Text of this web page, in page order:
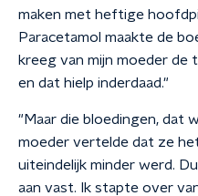
maken met heftige
Paracetamol maakte de
kreeg van mijn moeder
en dat hielp inderdaad."
"Maar die bloedingen, dat
moeder vertelde dat ze
uiteindelijk minder werd.
aan vast. Ik stapte over